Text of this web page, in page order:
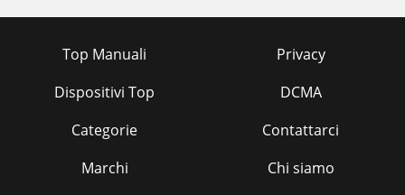
Top Manuali
Dispositivi Top
Categorie
Marchi
Privacy
DCMA
Contattarci
Chi siamo